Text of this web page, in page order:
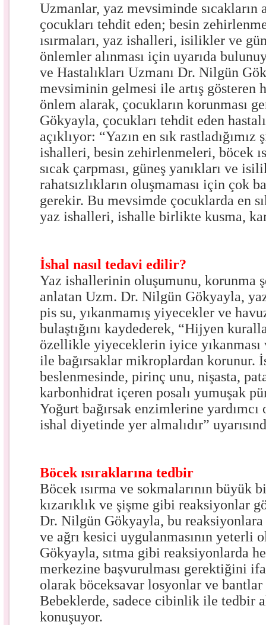
Uzmanlar, yaz mevsiminde sıcakların
çocukları tehdit eden; besin
ısırmaları, yaz ishalleri, isilikler ve
önlemler alınması için uyarıda
ve Hastalıkları Uzmanı Dr. Nilgün
mevsiminin gelmesi ile artış gösteren
önlem alarak, çocukların korunması
Gökyayla, çocukları tehdit eden
açıklıyor: “Yazın en sık
ishalleri, besin zehirlenmeleri, böcek
sıcak çarpması, güneş yanıkları ve
rahatsızlıkların oluşmaması için çok
gerekir. Bu mevsimde çocuklarda en
yaz ishalleri, ishalle birlikte kusma,
İshal nasıl tedavi edilir?
Yaz ishallerinin oluşumunu, korunma
anlatan Uzm. Dr. Nilgün Gökyayla,
pis su, yıkanmamış yiyecekler ve
bulaştığını kaydederek, “Hijyen
özellikle yiyeceklerin iyice
ile bağırsaklar mikroplardan korunur.
beslenmesinde, pirinç unu, nişasta,
karbonhidrat içeren posalı yumuşak
Yoğurt bağırsak enzimlerine
ishal diyetinde yer almalıdır”
Böcek ısıraklarına tedbir
Böcek ısırma ve sokmalarının büyük
kızarıklık ve şişme gibi reaksiyonlar
Dr. Nilgün Gökyayla, bu reaksiyonlara
ve ağrı kesici uygulanmasının yeterli
Gökyayla, sıtma gibi reaksiyonlarda
merkezine başvurulması gerektiğini
olarak böceksavar losyonlar ve
Bebeklerde, sadece cibinlik ile tedbir
konuşuyor.